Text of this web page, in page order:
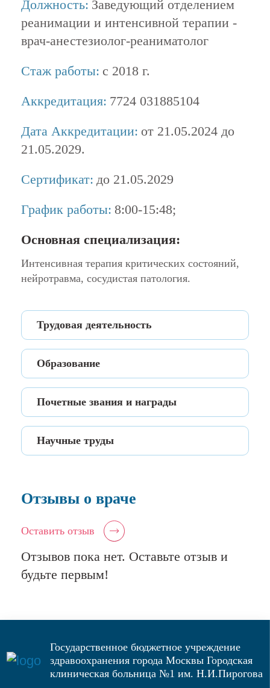
Должность: Заведующий отделением
реанимации и интенсивной терапии -
врач-анестезиолог-реаниматолог
Стаж работы: с 2018 г.
Аккредитация: 7724 031885104
Дата Аккредитации: от 21.05.2024 до
21.05.2029.
Сертификат: до 21.05.2029
График работы: 8:00-15:48;
Основная специализация:
Интенсивная терапия критических состояний,
нейротравма, сосудистая патология.
Трудовая деятельность
реаниматолог Гомельской областной
клинической больницы.
2019 - 2024 гг. - врач - анестезиолог-
реаниматолог в ОРИТ №1 ГКБ №1 им.
Н.И. Пирогова.
С 2025 г. - по настоящее время -
Образование
государственный медицинский
университет по специальности "Лечебное
дело"
медицинском университете по
реаниматология".
Почетные звания и награды
Научные труды
Отзывы о враче
Оставить отзыв
Отзывов пока нет. Оставьте отзыв и
будьте первым!
Государственное бюджетное учреждение
здравоохранения города Москвы Городская
клиническая больница №1 им. Н.И.Пирогова